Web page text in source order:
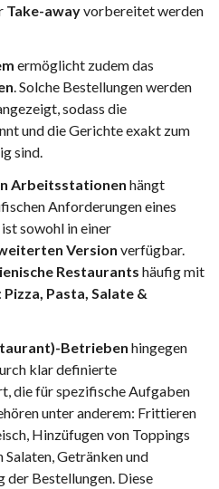
Take-awayvorbereitet werden
ermöglicht zudem das
. Solche Bestellungen werden
sodass die
und die Gerichte exakt zum
sind.
Arbeitsstationen hängt
Anforderungen eines
sowohl in einer
Version verfügbar.
Restaurants häufig mit
Pizza, Pasta, Salate &
Betrieben hingegen
klar definierte
die für spezifische Aufgaben
unter anderem: Frittieren
Hinzüfugen von Toppings
Getränken und
der Bestellungen. Diese